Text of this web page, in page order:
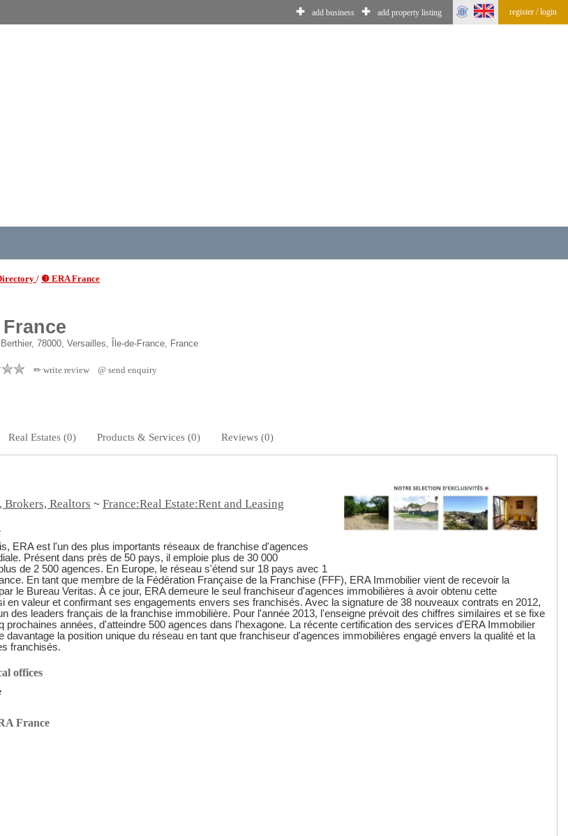
✚ add business ✚ add property listing register / login
/ ❸ ERA France
78000, Versailles, Île-de-France, France
✏ write review @ send enquiry
Real Estates (0) Products & Services (0) Reviews (0)
Brokers, Realtors ~ France:Real Estate:Rent and Leasing
ERA est l'un des plus importants réseaux de franchise d'agences
Présent dans près de 50 pays, il emploie plus de 30 000
de 2 500 agences. En Europe, le réseau s'étend sur 18 pays avec 1
En tant que membre de la Fédération Française de la Franchise (FFF), ERA Immobilier vient de recevoir la
le Bureau Veritas. À ce jour, ERA demeure le seul franchiseur d'agences immobilières à avoir obtenu cette
en valeur et confirmant ses engagements envers ses franchisés. Avec la signature de 38 nouveaux contrats en 2012,
des leaders français de la franchise immobilière. Pour l'année 2013, l'enseigne prévoit des chiffres similaires et se fixe
prochaines années, d'atteindre 500 agences dans l'hexagone. La récente certification des services d'ERA Immobilier
davantage la position unique du réseau en tant que franchiseur d'agences immobilières engagé envers la qualité et la
franchisés.
offices
France